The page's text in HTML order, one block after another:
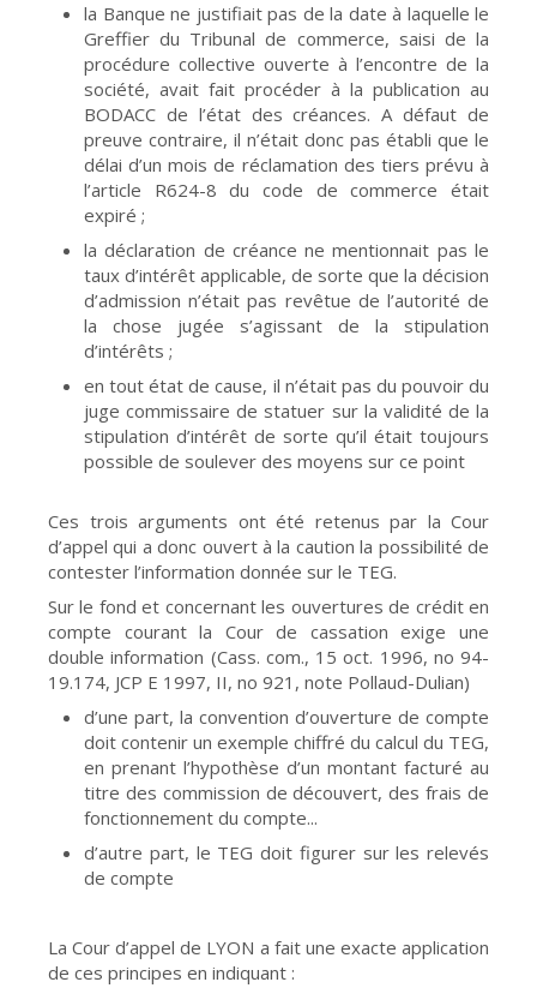
la Banque ne justifiait pas de la date à laquelle le
Greffier du Tribunal de commerce, saisi de la
procédure collective ouverte à l’encontre de la
société, avait fait procéder à la publication au
BODACC de l’état des créances. A défaut de
preuve contraire, il n’était donc pas établi que le
délai d’un mois de réclamation des tiers prévu à
l’article R624-8 du code de commerce était
expiré ;
la déclaration de créance ne mentionnait pas le
taux d’intérêt applicable, de sorte que la décision
d’admission n’était pas revêtue de l’autorité de
la chose jugée s’agissant de la stipulation
d’intérêts ;
en tout état de cause, il n’était pas du pouvoir du
juge commissaire de statuer sur la validité de la
stipulation d’intérêt de sorte qu’il était toujours
possible de soulever des moyens sur ce point
Ces trois arguments ont été retenus par la Cour
d’appel qui a donc ouvert à la caution la possibilité de
contester l’information donnée sur le TEG.
Sur le fond et concernant les ouvertures de crédit en
compte courant la Cour de cassation exige une
double information (Cass. com., 15 oct. 1996, no 94-
19.174, JCP E 1997, II, no 921, note Pollaud-Dulian)
d’une part, la convention d’ouverture de compte
doit contenir un exemple chiffré du calcul du TEG,
en prenant l’hypothèse d’un montant facturé au
titre des commission de découvert, des frais de
fonctionnement du compte...
d’autre part, le TEG doit figurer sur les relevés
de compte
La Cour d’appel de LYON a fait une exacte application
de ces principes en indiquant :